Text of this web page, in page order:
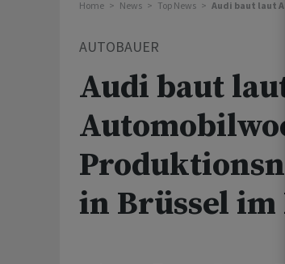
Home News Top News Audi baut laut
AUTOBAUER
Audi baut laut
in Brüssel im